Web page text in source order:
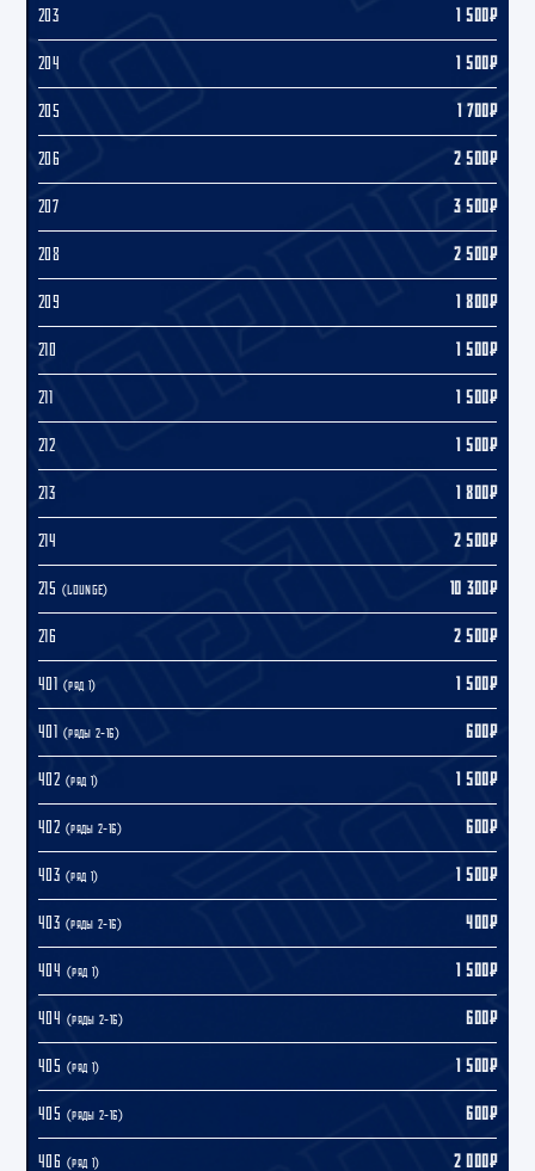
203 1 500₽
204 1 500₽
205 1 700₽
206 2 500₽
207 3 500₽
208 2 500₽
209 1 800₽
210 1 500₽
211 1 500₽
212 1 500₽
213 1 800₽
214 2 500₽
215 (LOUNGE) 10 300₽
216 2 500₽
401 (ряд 1) 1 500₽
401 (ряды 2–16) 600₽
402 (ряд 1) 1 500₽
402 (ряды 2–16) 600₽
403 (ряд 1) 1 500₽
403 (ряды 2–16) 400₽
404 (ряд 1) 1 500₽
404 (ряды 2–16) 600₽
405 (ряд 1) 1 500₽
405 (ряды 2–16) 600₽
406 (ряд 1) 2 000₽